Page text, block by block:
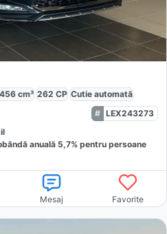
cm³ 262 CP Cutie automată
LEX243273
anuală 5,7% pentru persoane
Mesaj Favorite